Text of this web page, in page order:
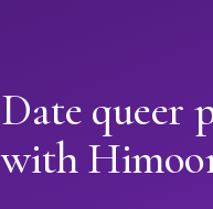
Date queer
with